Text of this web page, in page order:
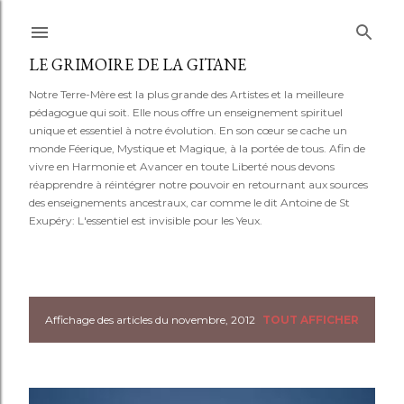
LE GRIMOIRE DE LA GITANE
Notre Terre-Mère est la plus grande des Artistes et la meilleure
pédagogue qui soit. Elle nous offre un enseignement spirituel
unique et essentiel à notre évolution. En son cœur se cache un
monde Féerique, Mystique et Magique, à la portée de tous. Afin de
vivre en Harmonie et Avancer en toute Liberté nous devons
réapprendre à réintégrer notre pouvoir en retournant aux sources
des enseignements ancestraux, car comme le dit Antoine de St
Exupéry: L'essentiel est invisible pour les Yeux.
AAffichage des articles du novembre, 2012 TOUT AFFICHER